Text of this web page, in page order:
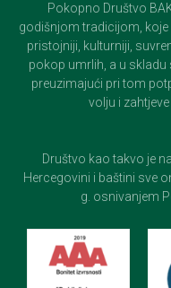
Pokopno Društvo
godišnjom tradicijom,
pristojniji, kulturniji,
pokop umrlih, a u
preuzimajući pri tom
volju i
Društvo kao takvo je
Hercegovini i baštini sve
g. osnivanjem